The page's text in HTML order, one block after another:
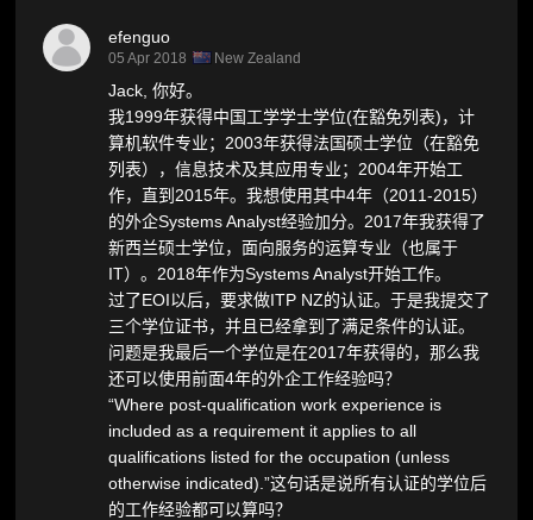
efenguo
05 Apr 2018 New Zealand
Jack, 你好。
我1999年获得中国工学学士学位(在豁免列表)，计
算机软件专业；2003年获得法国硕士学位（在豁免
列表），信息技术及其应用专业；2004年开始工
作，直到2015年。我想使用其中4年（2011-2015）
的外企Systems Analyst经验加分。2017年我获得了
新西兰硕士学位，面向服务的运算专业（也属于
IT）。2018年作为Systems Analyst开始工作。
过了EOI以后，要求做ITP NZ的认证。于是我提交了
三个学位证书，并且已经拿到了满足条件的认证。
问题是我最后一个学位是在2017年获得的，那么我
还可以使用前面4年的外企工作经验吗？
“Where post-qualification work experience is
included as a requirement it applies to all
qualifications listed for the occupation (unless
otherwise indicated).”这句话是说所有认证的学位后
的工作经验都可以算吗？